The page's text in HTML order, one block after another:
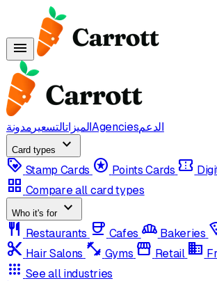
menu
الميزاتالتسعير مدونة Agenciesالدعم
Card types
expand_more
loyalty Stamp Cards stars Points Cards confirmation_number
grid_view Compare all card types
Who it's for expand_more
restaurant Restaurants coffee Cafes bakery_dining Bakeries
content_cut Hair Salons fitness_center Gyms storefront Retail domain
apps See all industries